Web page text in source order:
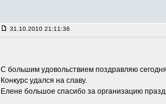
31.10.2010 21:11:36
С большим удовольствием поздравляю
Конкурс удался на славу.
Елене большое спасибо за организацию